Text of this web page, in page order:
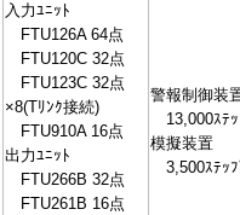
入力ﾕﾆｯﾄ
FTU126A 64点
FTU120C 32点
FTU123C 32点
×8(Tﾘﾝｸ接続)
FTU910A 16点
出力ﾕﾆｯﾄ
FTU266B 32点
FTU261B 16点
警報制御装
13,000ｽﾃｯ
模擬装置
3,500ｽﾃｯﾌ